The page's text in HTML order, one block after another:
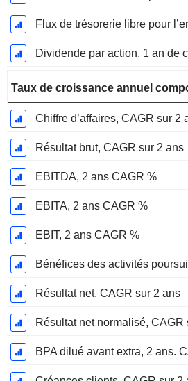
Dividende par action, 1 an de
Taux de croissance annuel
Chiffre d’affaires, CAGR sur 2
Résultat brut, CAGR sur 2 ans
EBITDA, 2 ans CAGR %
EBITA, 2 ans CAGR %
EBIT, 2 ans CAGR %
Résultat net, CAGR sur 2 ans
Résultat net normalisé, CAGR
BPA dilué avant extra, 2 ans.